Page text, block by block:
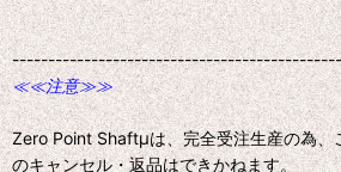
≪≪注意≫≫
Zero Point Shaftμは、完全受注生産の為、
のキャンセル・返品はできかねます。